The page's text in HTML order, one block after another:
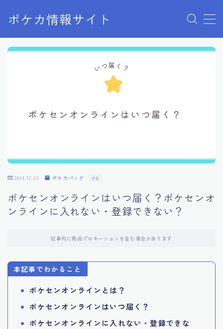
ポケカ情報サイト
MENU
Home
2024.12.23 ポケカパック PR
ポケセンオンラインはいつ届く？ポケセンオ
ンラインに入れない・登録できない？
記事内に商品プロモーションを含む場合があります
本記事でわかること
ポケセンオンラインとは？
ポケセンオンラインはいつ届く？
ポケセンオンラインに入れない・登録できな